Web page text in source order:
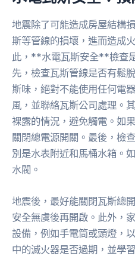
地震除了可能造成房屋結構
斯等管線的損壞，進而造成
此，**水電瓦斯安全**檢查
先，檢查瓦斯管線是否有鬆
斯味，絕對不能使用任何電
風，並聯絡瓦斯公司處理。
裸露的情況，避免觸電。如
關閉總電源開關。最後，檢
別是水表附近和馬桶水箱。
水閥。
地震後，最好能關閉瓦斯總
安全無虞後再開啟。此外，
設備，例如手電筒或頭燈，
中的滅火器是否過期，並學